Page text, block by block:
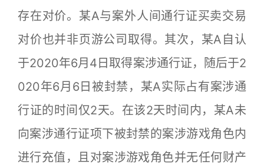
存在对价。某A与案外人间通行证买卖交易
对价也并非页游公司取得。其次，某A自认
于2020年6月4日取得案涉通行证，随后于2
020年6月6日被封禁，某A实际占有案涉通
行证的时间仅2天。在该2天时间内，某A未
向案涉通行证项下被封禁的案涉游戏角色内
进行充值，且对案涉游戏角色并无任何财产